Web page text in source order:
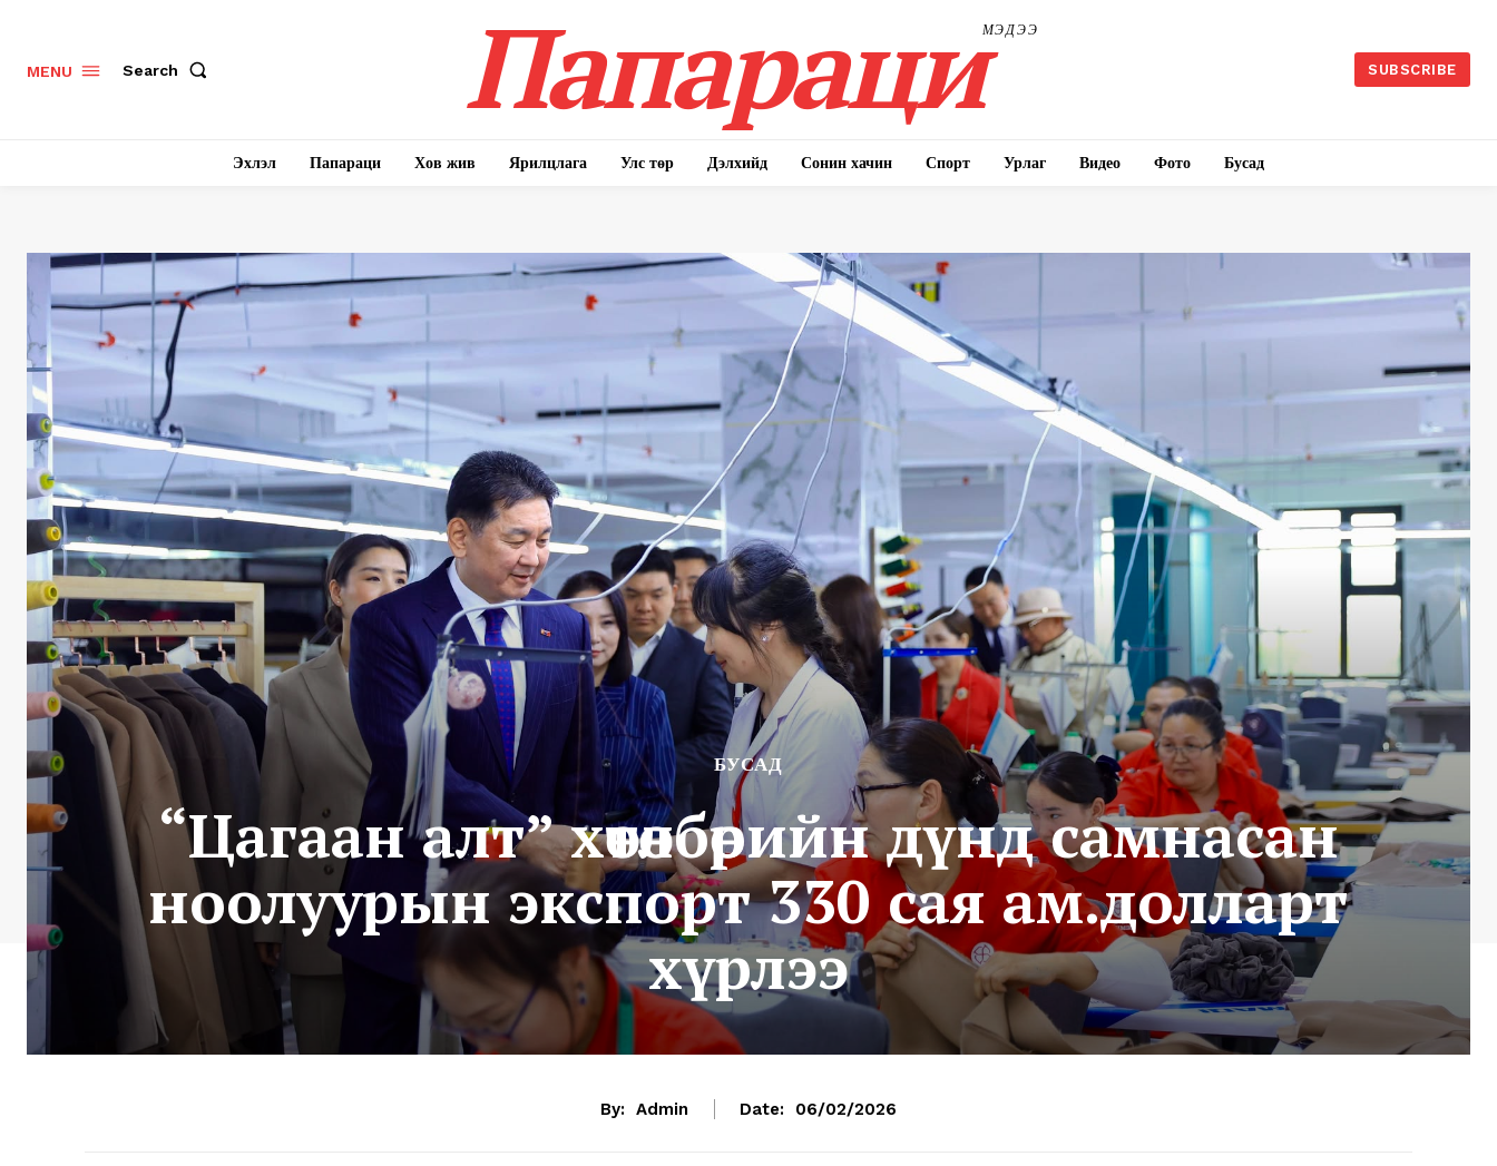
MENU Search ПапарациМЭДЭЭ
SUBSCRIBE
Эхлэл Папараци Хов жив Ярилцлага Улс төр Дэлхийд Сонин хачин Спорт Урлаг Видео Фото Бусад
БУСАД
“Цагаан алт” хөтөлбөрийн дүнд самнасан
ноолуурын экспорт 330 сая ам.долларт
хүрлээ
By: Admin Date: 06/02/2026